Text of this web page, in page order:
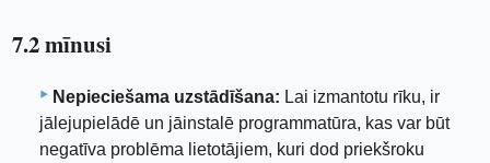
7.2 mīnusi
Nepieciešama uzstādīšana: Lai izmantotu rīku, ir
jālejupielādē un jāinstalē programmatūra, kas var būt
negatīva problēma lietotājiem, kuri dod priekšroku